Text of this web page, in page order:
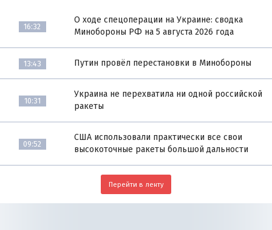
16:32
О ходе спецоперации на Украине: сводка
Минобороны РФ на 5 августа 2026 года
13:43 Путин провёл перестановки в Минобороны
10:31
Украина не перехватила ни одной российской
ракеты
09:52
США использовали практически все свои
высокоточные ракеты большой дальности
Перейти в ленту